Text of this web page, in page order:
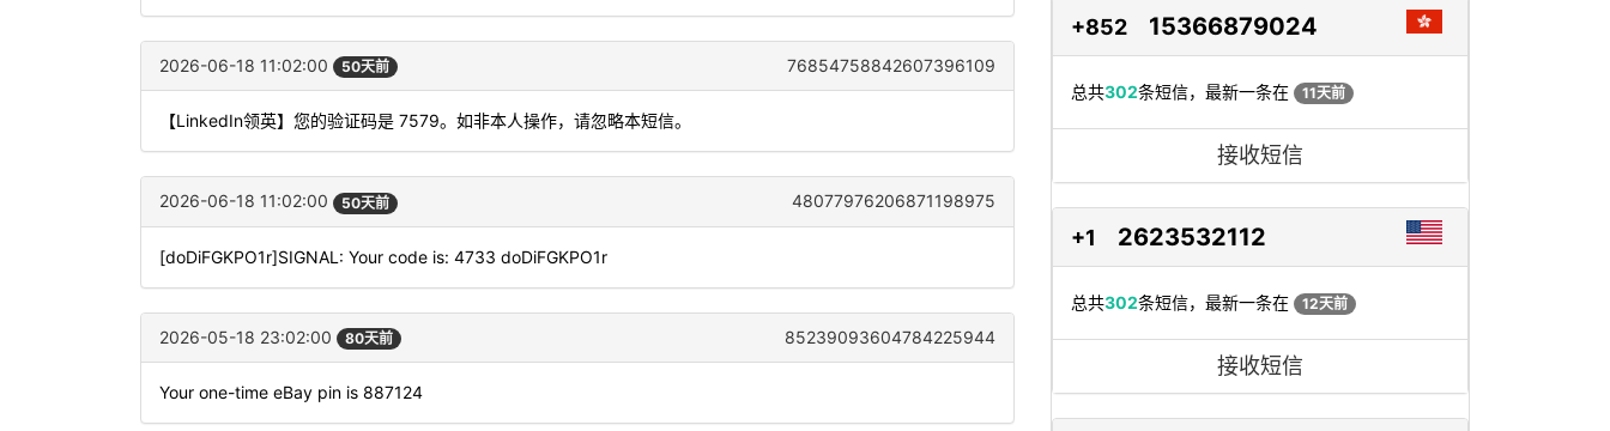
2026-06-18 11:02:00 50天前 76854758842607396109
【LinkedIn领英】您的验证码是 7579。如非本人操作，请忽略本短信。
2026-06-18 11:02:00 50天前 48077976206871198975
[doDiFGKPO1r]SIGNAL: Your code is: 4733 doDiFGKPO1r
2026-05-18 23:02:00 80天前 85239093604784225944
Your one-time eBay pin is 887124
+852 15366879024
总共302条短信，最新一条在 11天前
接收短信
+1 2623532112
总共302条短信，最新一条在 12天前
接收短信